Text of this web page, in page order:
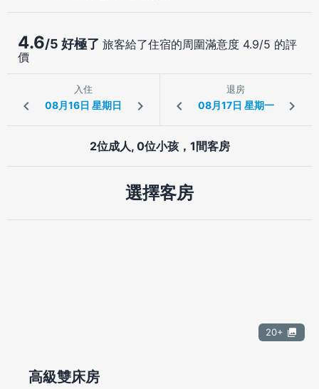
4.6/5 好極了 旅客給了住宿的周圍滿意度 4.9/5 的評
價
入住 退房
2位成人, 0位小孩，1間客房
選擇客房
20+
高級雙床房